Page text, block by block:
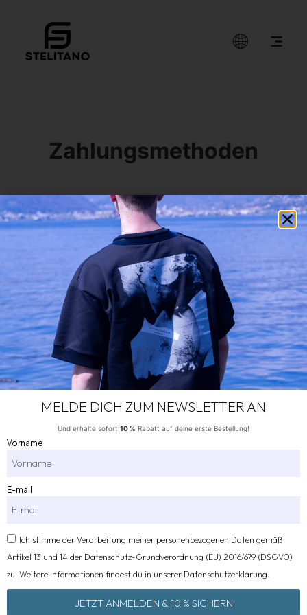
Zahlungsmethoden
Direkte Banküberweisung
Überweise direkt an unsere
Bankverbindung. Bitte nutze die
Bestellnummer als Verwendungszweck.
Deine Bestellung wird erst nach
Geldeingang auf unserem Konto versandt.
PayPal
Kreditkarte
Francesco
MARKE
Über uns
Impressum
Datenschutz
Vertrag
MEDIA
Medien, um über
unsere
Produkte auf
zu bleiben und
unser Projekt
MELDE DICH ZUM NEWSLETTER AN
Und erhalte sofort 10 % Rabatt auf deine erste Bestellung!
Vorname
E-mail
Ich stimme der Verarbeitung meiner personenbezogenen Daten gemäß
Artikel 13 und 14 der Datenschutz-Grundverordnung (EU) 2016/679 (DSGVO)
zu. Weitere Informationen findest du in unserer Datenschutzerklärung.
JETZT ANMELDEN & 10 % SICHERN